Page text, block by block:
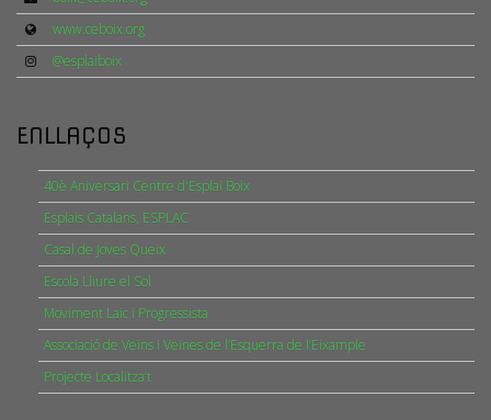
www.ceboix.org
@esplaiboix
ENLLAÇOS
40è Aniversari Centre d'Esplai Boix
Esplais Catalans, ESPLAC
Casal de Joves Queix
Escola Lliure el Sol
Moviment Laic i Progressista
Associació de Veïns i Veïnes de l’Esquerra de l’Eixample
Projecte Localitza’t